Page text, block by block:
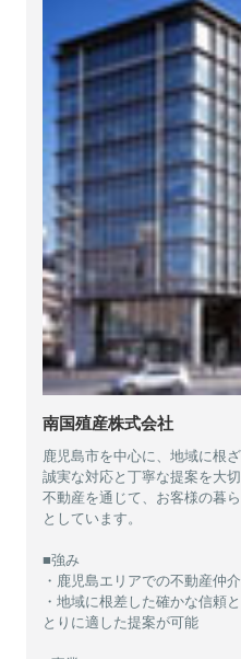
南国殖産株式会社
鹿児島市を中心に、地域に根
誠実な対応と丁寧な提案を大切
不動産を通じて、お客様の暮
としています。
■強み
・鹿児島エリアでの不動産仲
・地域に根差した確かな信頼
とりに適した提案が可能